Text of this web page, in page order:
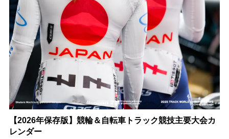
【2026年保存版】競輪＆自転車トラック競技主要大会カ
レンダー